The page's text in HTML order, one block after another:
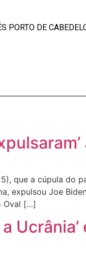
PORTO DE
que a cúpula do
expulsou Joe
Oval […]